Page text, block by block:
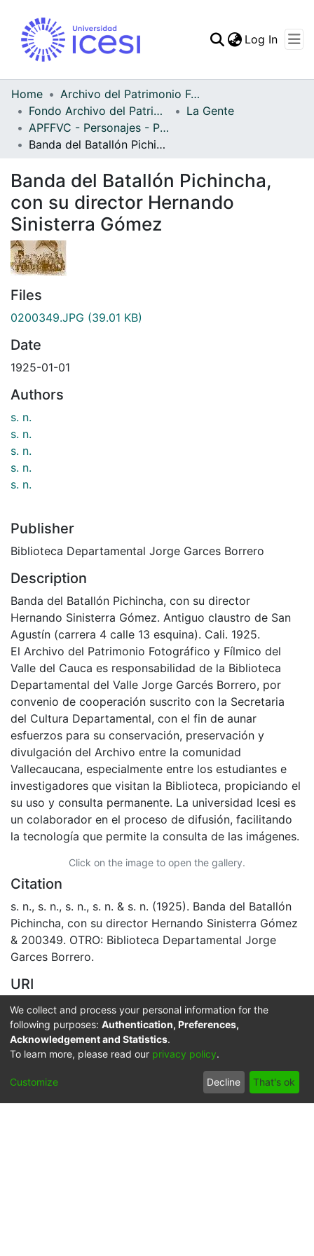
Statistics
Log In
Home
Archivo del Patrimonio Fotográfico y Fílmico del Valle del Cauca
Fondo Archivo del Patrimonio Fotográfico y Fílmico del Valle del Cauca
La Gente
APFFVC - Personajes - Patrimonial
Banda del Batallón Pichincha, con su director Hernando Sinisterra Gómez
Banda del Batallón Pichincha,
con su director Hernando
Sinisterra Gómez
Files
0200349.JPG (39.01 KB)
Date
1925-01-01
Authors
s. n.
s. n.
s. n.
s. n.
s. n.
Publisher
Biblioteca Departamental Jorge Garces Borrero
Description
Banda del Batallón Pichincha, con su director
Hernando Sinisterra Gómez. Antiguo claustro de San
Agustín (carrera 4 calle 13 esquina). Cali. 1925.
El Archivo del Patrimonio Fotográfico y Fílmico del
Valle del Cauca es responsabilidad de la Biblioteca
Departamental del Valle Jorge Garcés Borrero, por
convenio de cooperación suscrito con la Secretaria
del Cultura Departamental, con el fin de aunar
esfuerzos para su conservación, preservación y
divulgación del Archivo entre la comunidad
Vallecaucana, especialmente entre los estudiantes e
investigadores que visitan la Biblioteca, propiciando el
su uso y consulta permanente. La universidad Icesi es
un colaborador en el proceso de difusión, facilitando
la tecnología que permite la consulta de las imágenes.
Click on the image to open the gallery.
Citation
s. n., s. n., s. n., s. n. & s. n. (1925). Banda del Batallón
Pichincha, con su director Hernando Sinisterra Gómez
& 200349. OTRO: Biblioteca Departamental Jorge
Garces Borrero.
URI
https://audiovisuales.icesi.edu.co/handle/123456789/1
5888
Collections
Full item page
We collect and process your personal information for the
following purposes: Authentication, Preferences,
Acknowledgement and Statistics.
To learn more, please read our privacy policy.
Customize Decline That's ok